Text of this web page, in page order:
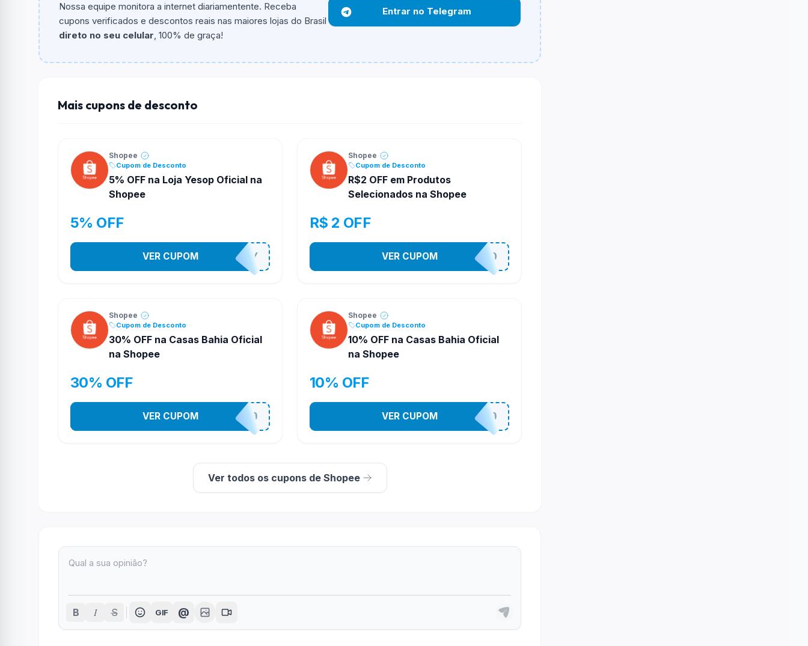
Qual é o desconto máximo?
Não informado ou sem limite.
Nossa equipe monitora a internet diariamentente. Receba
cupons verificados e descontos reais nas maiores lojas do Brasil
direto no seu celular, 100% de graça!
Entrar no Telegram
Mais cupons de desconto
Shopee
Cupom de Desconto
5% OFF na Loja Yesop Oficial na
Shopee
5% OFF
YESO274Y
VER CUPOM
Shopee
Cupom de Desconto
R$2 OFF em Produtos
Selecionados na Shopee
R$ 2 OFF
VNOXVHJFD
VER CUPOM
Shopee
Cupom de Desconto
30% OFF na Casas Bahia Oficial
na Shopee
30% OFF
CASATEL30
VER CUPOM
Shopee
Cupom de Desconto
10% OFF na Casas Bahia Oficial
na Shopee
10% OFF
CASATEL10
VER CUPOM
Ver todos os cupons de Shopee
B I S GIF @